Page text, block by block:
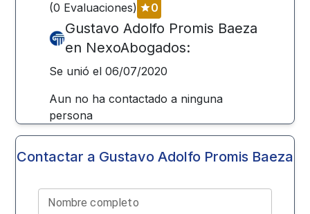
(0 Evaluaciones) 0
Gustavo Adolfo Promis Baeza
en NexoAbogados:
Se unió el 06/07/2020
Aun no ha contactado a ninguna
persona
Contactar a Gustavo Adolfo Promis Baeza
Nombre completo